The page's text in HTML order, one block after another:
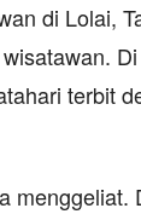
di Lolai,
terbit
menggeliat.